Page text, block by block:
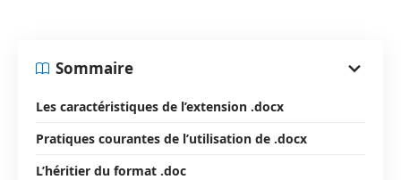
Sommaire
Les caractéristiques de l’extension .docx
Pratiques courantes de l’utilisation de .docx
L’héritier du format .doc